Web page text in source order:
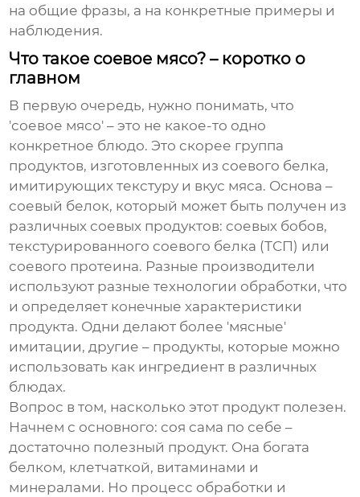
на общие фразы, а на конкретные примеры и
наблюдения.
Что такое соевое мясо? – коротко о
главном
В первую очередь, нужно понимать, что
'соевое мясо' – это не какое-то одно
конкретное блюдо. Это скорее группа
продуктов, изготовленных из соевого белка,
имитирующих текстуру и вкус мяса. Основа –
соевый белок, который может быть получен из
различных соевых продуктов: соевых бобов,
текстурированного соевого белка (ТСП) или
соевого протеина. Разные производители
используют разные технологии обработки, что
и определяет конечные характеристики
продукта. Одни делают более 'мясные'
имитации, другие – продукты, которые можно
использовать как ингредиент в различных
блюдах.
Вопрос в том, насколько этот продукт полезен.
Начнем с основного: соя сама по себе –
достаточно полезный продукт. Она богата
белком, клетчаткой, витаминами и
минералами. Но процесс обработки и